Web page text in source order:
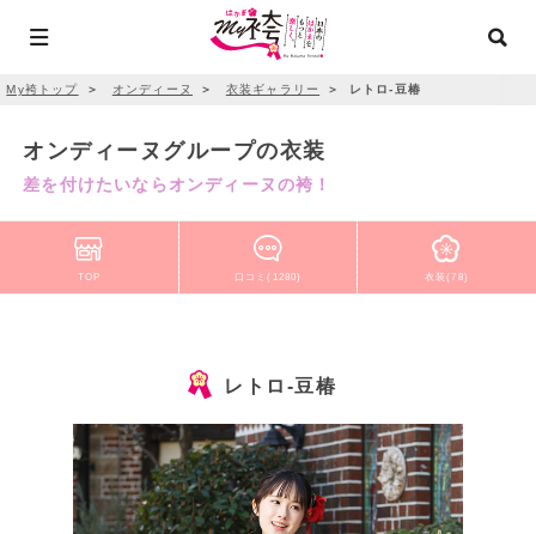
My袴トップ ＞ オンディーヌ ＞ 衣装ギャラリー ＞ レトロ-豆椿
オンディーヌグループの衣装
差を付けたいならオンディーヌの袴！
TOP 口コミ(1280) 衣装(78)
レトロ-豆椿